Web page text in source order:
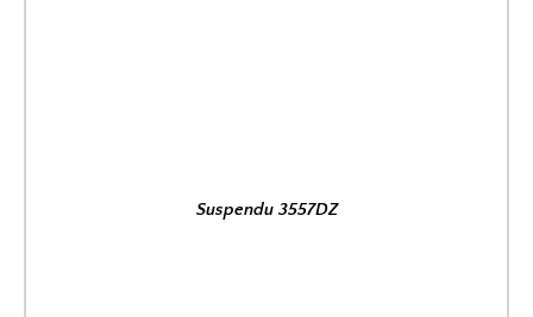
Suspendu 3557DZ